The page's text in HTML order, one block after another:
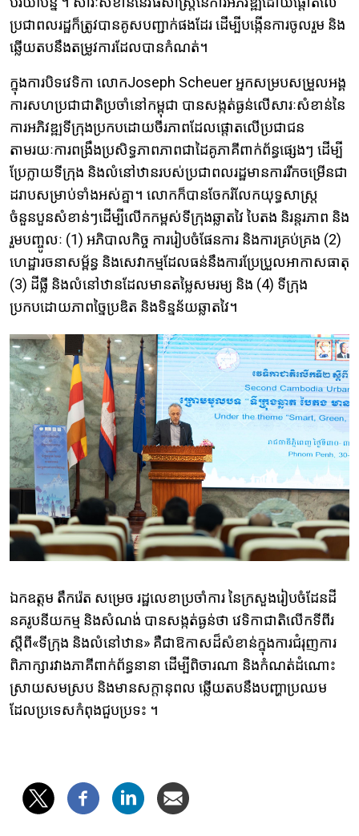
ប្រជាពលរដ្ឋក៏ត្រូវបានគូសបញ្ជាក់ផងដែរ ដើម្បីបង្កើនការចូលរួម​ និង
ឆ្លើយតបនឹងតម្រូវការដែលបានកំណត់។
ក្នុងការបិទវេទិកា លោកJoseph Scheuer អ្នកសម្របសម្រួលអង្គ
ការសហប្រជាជាតិប្រចាំនៅកម្ពុជា បានសង្កត់ធ្ងន់លើសារៈសំខាន់នៃ
ការអភិវឌ្ឍទីក្រុងប្រកបដោយចីរភាពដែលផ្តោតលើប្រជាជន
តាមរយៈការពង្រឹងប្រសិទ្ធភាពភាពជាដៃគូភាគីពាក់ព័ន្ធផ្សេងៗ ដើម្បី
ប្រែក្លាយទីក្រុង និងលំនៅឋានរបស់ប្រជាពលរដ្ឋមានការរីកចម្រើនជា
ដរាបសម្រាប់ទាំងអស់គ្នា។ លោកក៏បានចែករំលែកយុទ្ធសាស្ត្រ
ចំនួនបួនសំខាន់ៗដើម្បីលើកកម្ពស់ទីក្រុងឆ្លាតវៃ បៃតង និរន្តរភាព និង
រួមបញ្ចូលៈ (1) អភិបាលកិច្ច ការរៀបចំផែនការ និងការគ្រប់គ្រង (2)
ហេដ្ឋារចនាសម្ព័ន្ធ និងសេវាកម្មដែលធន់នឹងការប្រែប្រួលអាកាសធាតុ
(3) ដីធ្លី និងលំនៅឋានដែលមានតម្លៃសមរម្យ និង (4) ទីក្រុង
ប្រកបដោយភាពច្នៃប្រឌិត និងទិន្នន័យឆ្លាតវៃ។
ឯកឧត្ដម តឹករ៉េត សម្រេច រដ្ឋលេខាប្រចាំការ នៃក្រសួងរៀបចំដែនដី
នគរូបនីយកម្ម និងសំណង់ បានសង្កត់ធ្ងន់ថា វេទិកាជាតិលើកទីពីរ
ស្ដីពី«ទីក្រុង និងលំនៅឋាន» គឺជាឱកាសដ៏សំខាន់ក្នុងការជំរុញការ
ពិភាក្សារវាងភាគីពាក់ព័ន្ធនានា ដើម្បីពិចារណា និងកំណត់ដំណោះ
ស្រាយសមស្រប និងមានសក្តានុពល ឆ្លើយតបនឹងបញ្ហាប្រឈម
ដែលប្រទេសកំពុងជួបប្រទះ ។